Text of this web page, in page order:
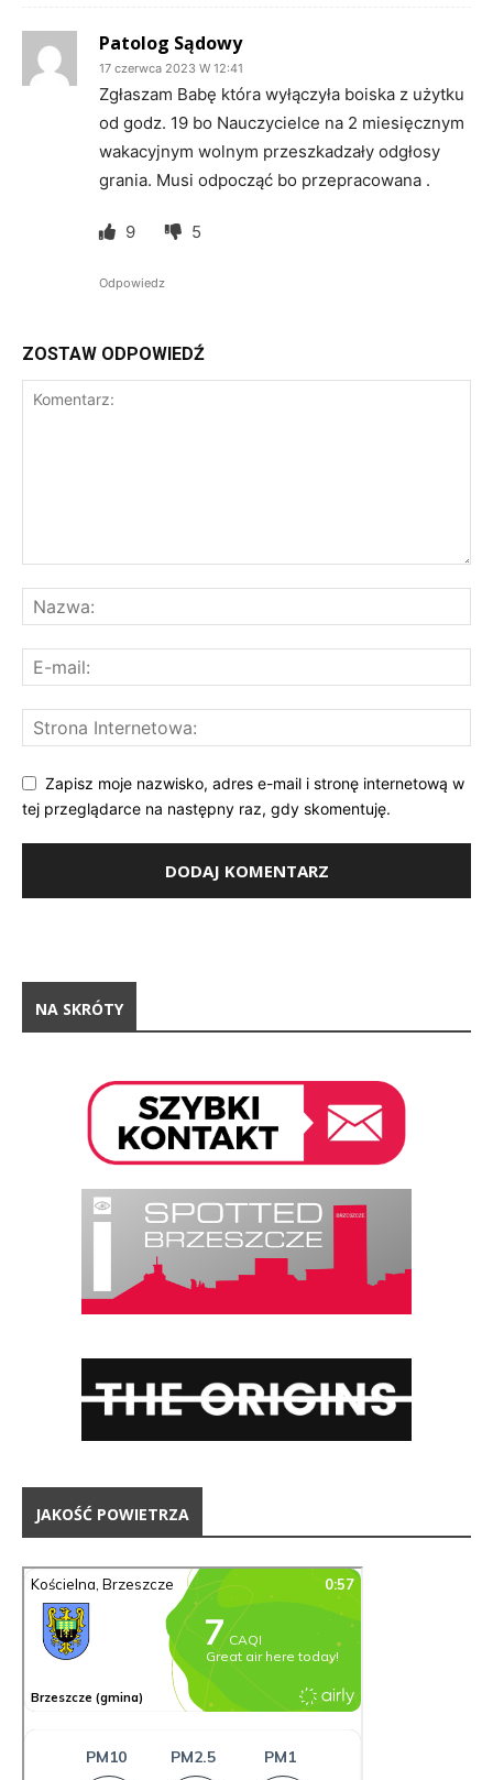
Patolog Sądowy
17 czerwca 2023 W 12:41
Zgłaszam Babę która wyłączyła boiska z użytku
od godz. 19 bo Nauczycielce na 2 miesięcznym
wakacyjnym wolnym przeszkadzały odgłosy
grania. Musi odpocząć bo przepracowana .
9 5
Odpowiedz
ZOSTAW ODPOWIEDŹ
Zapisz moje nazwisko, adres e-mail i stronę internetową w
tej przeglądarce na następny raz, gdy skomentuję.
NA SKRÓTY
JAKOŚĆ POWIETRZA